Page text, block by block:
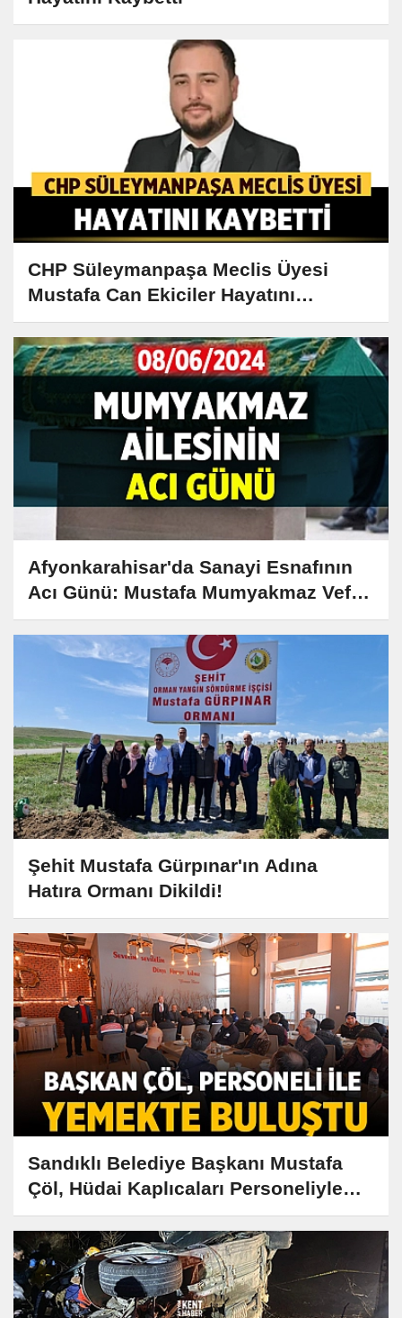
CHP Süleymanpaşa Meclis Üyesi
Mustafa Can Ekiciler Hayatını
Kaybetti
Afyonkarahisar'da Sanayi Esnafının
Acı Günü: Mustafa Mumyakmaz Vefat
Etti!
Şehit Mustafa Gürpınar'ın Adına
Hatıra Ormanı Dikildi!
Sandıklı Belediye Başkanı Mustafa
Çöl, Hüdai Kaplıcaları Personeliyle
Buluştu!